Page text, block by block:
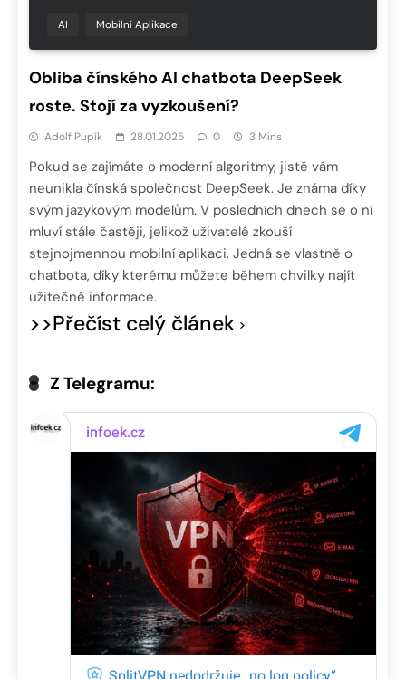
AI Mobilní Aplikace
Obliba čínského AI chatbota DeepSeek
roste. Stojí za vyzkoušení?
Adolf Pupík 28.01.2025 0 3 Mins
Pokud se zajímáte o moderní algoritmy, jistě vám
neunikla čínská společnost DeepSeek. Je známa díky
svým jazykovým modelům. V posledních dnech se o ní
mluví stále častěji, jelikož uživatelé zkouší
stejnojmennou mobilní aplikaci. Jedná se vlastně o
chatbota, díky kterému můžete během chvilky najít
užitečné informace.
>>Přečíst celý článek
Z Telegramu: